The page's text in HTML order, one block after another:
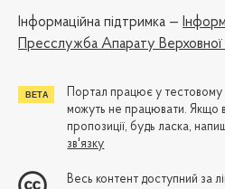
Iнформаційна підтримка —
Пресслужба Апарату Верховної
Портал працює у
можуть не працювати. Якщо
пропозиції, будь ласка,
зв'язку
Весь контент доступний за